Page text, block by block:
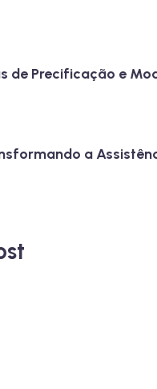
de Precificação e
a